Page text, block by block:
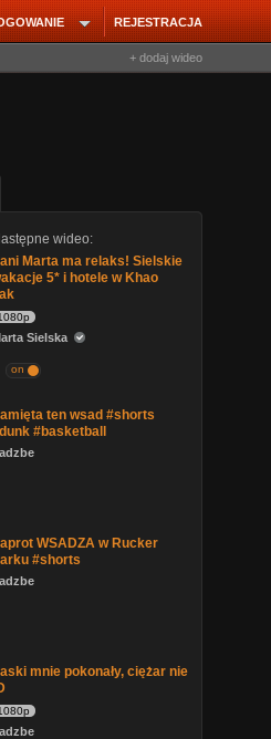
REJESTRACJA
+ dodaj wideo
wideo:
Marta ma relaks! Sielskie
5* i hotele w Khao
Sielska
on
ten wsad #shorts
#basketball
WSADZA w Rucker
#shorts
mnie pokonały, ciężar nie